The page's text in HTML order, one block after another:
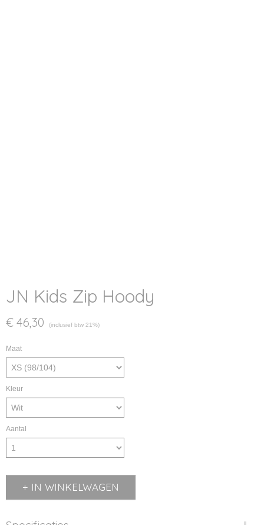
JN Kids Zip Hoody
€ 46,30 (inclusief btw 21%)
Maat
Kleur
Aantal
IN WINKELWAGEN